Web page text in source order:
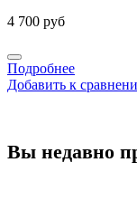
4 700 руб
Подробнее
Добавить к
Вы недавно